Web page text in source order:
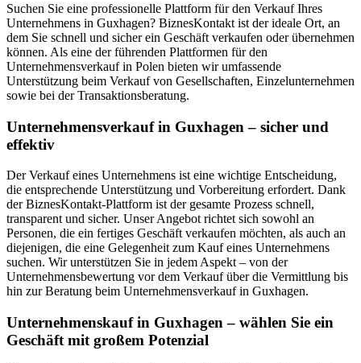
Suchen Sie eine professionelle Plattform für den Verkauf Ihres
Unternehmens in Guxhagen? BiznesKontakt ist der ideale Ort, an
dem Sie schnell und sicher ein Geschäft verkaufen oder übernehmen
können. Als eine der führenden Plattformen für den
Unternehmensverkauf in Polen bieten wir umfassende
Unterstützung beim Verkauf von Gesellschaften, Einzelunternehmen
sowie bei der Transaktionsberatung.
Unternehmensverkauf in Guxhagen – sicher und
effektiv
Der Verkauf eines Unternehmens ist eine wichtige Entscheidung,
die entsprechende Unterstützung und Vorbereitung erfordert. Dank
der BiznesKontakt-Plattform ist der gesamte Prozess schnell,
transparent und sicher. Unser Angebot richtet sich sowohl an
Personen, die ein fertiges Geschäft verkaufen möchten, als auch an
diejenigen, die eine Gelegenheit zum Kauf eines Unternehmens
suchen. Wir unterstützen Sie in jedem Aspekt – von der
Unternehmensbewertung vor dem Verkauf über die Vermittlung bis
hin zur Beratung beim Unternehmensverkauf in Guxhagen.
Unternehmenskauf in Guxhagen – wählen Sie ein
Geschäft mit großem Potenzial